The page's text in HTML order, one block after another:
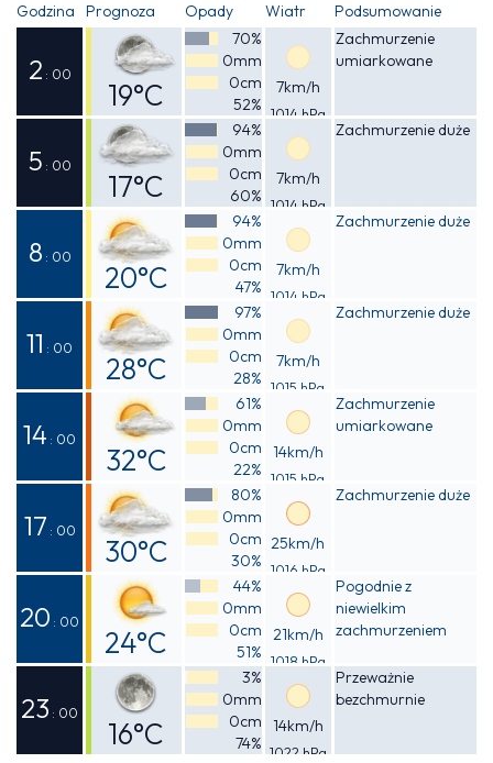
Godzina Prognoza Opady Wiatr Podsumowanie
2 : 00
19°C
Odczuwalna
18°C
70%
0mm
0cm
52%
7km/h
1014 hPa
Zachmurzenie
umiarkowane
5 : 00
17°C
Odczuwalna
16°C
94%
0mm
0cm
60%
7km/h
1014 hPa
Zachmurzenie duże
8 : 00
20°C
Odczuwalna
19°C
94%
0mm
0cm
47%
7km/h
1014 hPa
Zachmurzenie duże
11 : 00
28°C
Odczuwalna
27°C
97%
0mm
0cm
28%
7km/h
1015 hPa
Zachmurzenie duże
14 : 00
32°C
Odczuwalna
30°C
61%
0mm
0cm
22%
14km/h
1015 hPa
Zachmurzenie
umiarkowane
17 : 00
30°C
Odczuwalna
29°C
80%
0mm
0cm
30%
25km/h
1016 hPa
Zachmurzenie duże
20 : 00
24°C
Odczuwalna
24°C
44%
0mm
0cm
51%
21km/h
1018 hPa
Pogodnie z
niewielkim
zachmurzeniem
23 : 00
16°C
3%
0mm
0cm
74%
14km/h
1022 hPa
Przeważnie
bezchmurnie